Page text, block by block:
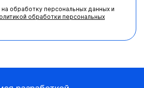
обработку персональных данных и
обработки персональных